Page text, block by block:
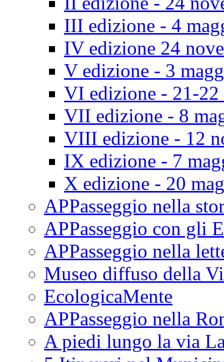
III edizione - 4
IV edizione 24
V edizione - 3
VI edizione - 21-22
VII edizione - 8
VIII edizione - 12
IX edizione - 7
X edizione - 20
APPasseggio nella
APPasseggio con gli
APPasseggio nella
Museo diffuso della
EcologicaMente
APPasseggio nella
A piedi lungo la via